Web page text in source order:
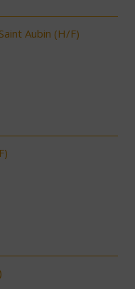
Aubin (H/F)